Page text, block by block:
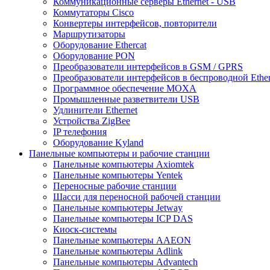
Коммутаторы Cisco
Конвертеры интерфейсов, повторители
Маршрутизаторы
Оборудование Ethercat
Оборудование PON
Преобразователи интерфейсов в GSM / GPRS
Преобразователи интерфейсов в беспроводной
Программное обеспечение MOXA
Промышленные разветвители USB
Удлинители Ethernet
Устройства ZigBee
IP телефония
Оборудование Kyland
Панельные компьютеры и рабочие станции
Панельные компьютеры Axiomtek
Панельные компьютеры Yentek
Переносные рабочие станции
Шасси для переносной рабочей станции
Панельные компьютеры Jetway
Панельные компьютеры ICP DAS
Киоск-системы
Панельные компьютеры AAEON
Панельные компьютеры Adlink
Панельные компьютеры Advantech